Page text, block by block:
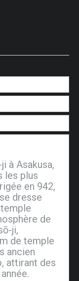
à Asakusa,
les plus
en 942,
dresse
de
ji,
de temple
ancien
attirant des